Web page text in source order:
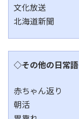
文化放送
北海道新聞
◇その他の日常語
赤ちゃん返り
朝活